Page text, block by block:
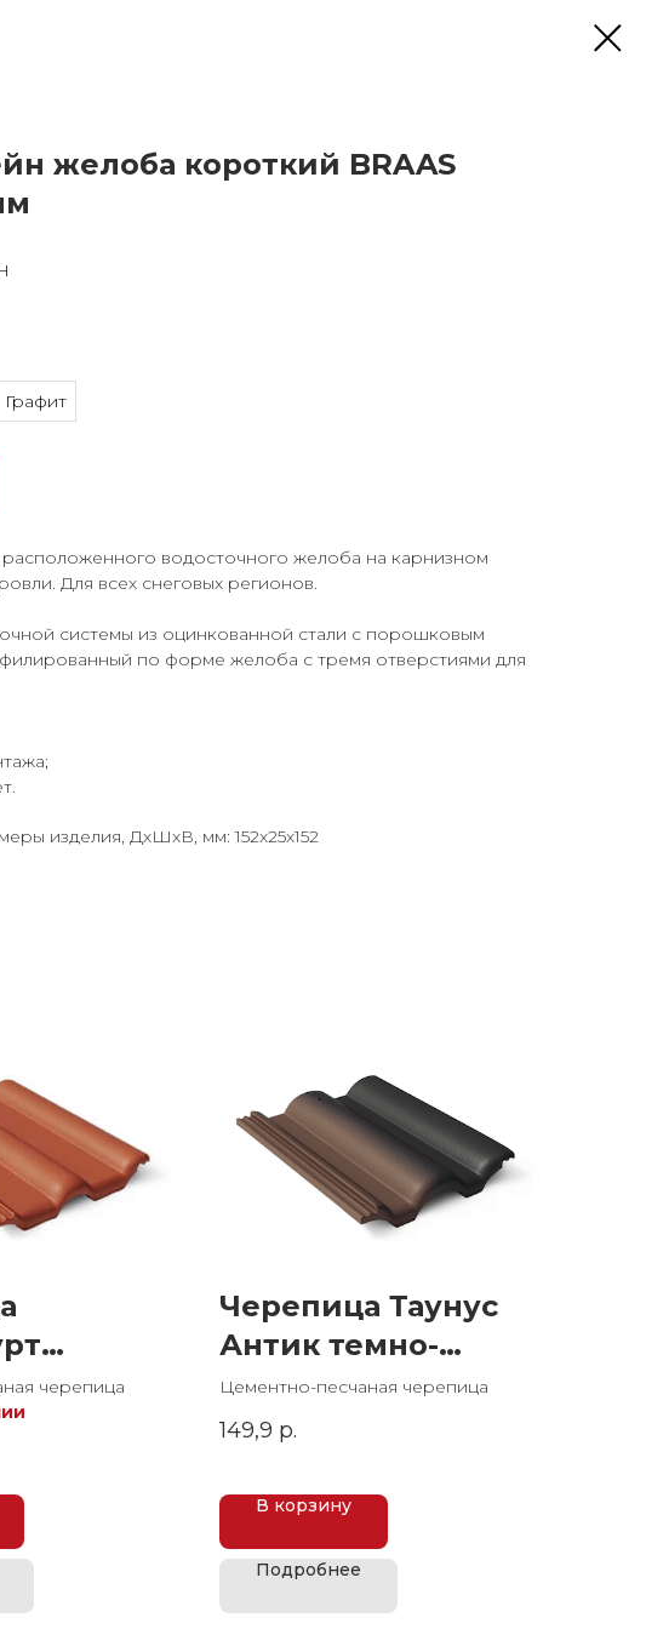
желоба короткий BRAAS
Графит
водосточного желоба на карнизном
Для всех снеговых регионов.
системы из оцинкованной стали с порошковым
по форме желоба с тремя отверстиями для
изделия, ДхШхВ, мм: 152х25х152
черепица
Черепица Таунус
Антик темно-
коричневый
Цементно-песчаная черепица
149,9 р.
В корзину
Подробнее